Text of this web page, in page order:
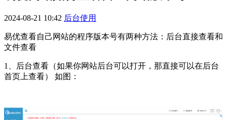
2024-08-21 10:42 后台使用
易优查看自己网站的程序版本号有两种方法：后台直接查看和
文件查看
1、后台查看（如果你网站后台可以打开，那直接可以在后台
首页上查看） 如图：